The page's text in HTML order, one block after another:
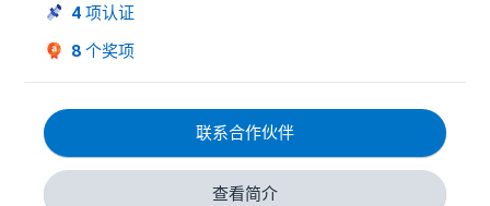
逊DSP和站内PPC广告，构建全链路营销闭环生态，帮
前，公司团队规模超300人，总部在上海、深圳，同时
在杭州、武汉、北京、香港，以及新加披、纽约、首
作为一支国际化的营销团队，SparkX深谙海外消费者的
生活习惯和消费需求，已经为数千个客户提供服务，涉
及3C电子、服饰、运动、家居等多个品类的成长型卖
家，以及多个全球出海Top 50强品牌，共同推进中国品
4 项认证
8 个奖项
联系合作伙伴
查看简介